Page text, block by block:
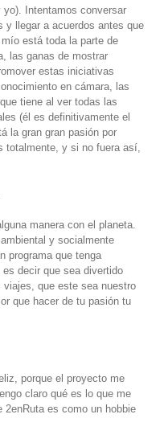
Intentamos conversar
y llegar a acuerdos antes que
está toda la parte de
las ganas de mostrar
estas iniciativas
en cámara, las
tiene al ver todas las
(él es definitivamente el
la gran gran pasión por
y si no fuera así,
manera con el planeta.
y socialmente
programa que tenga
decir que sea divertido
viajes, que este sea nuestro
que hacer de tu pasión tu
porque el proyecto me
claro qué es lo que me
2enRuta es como un hobbie